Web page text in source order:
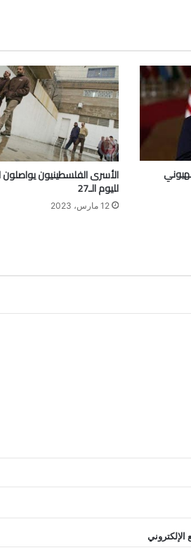
الأسرى الفلسطينيون يواصلون
لليوم الـ27
12 مارس، 2023
الإلكتروني